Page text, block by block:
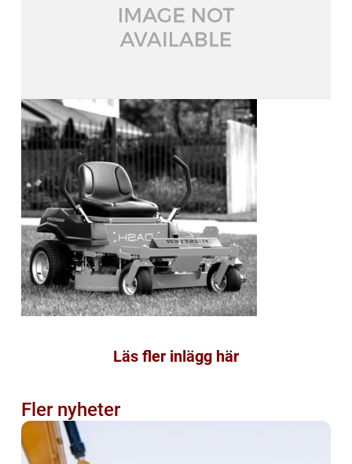
Läs fler inlägg här
Fler nyheter